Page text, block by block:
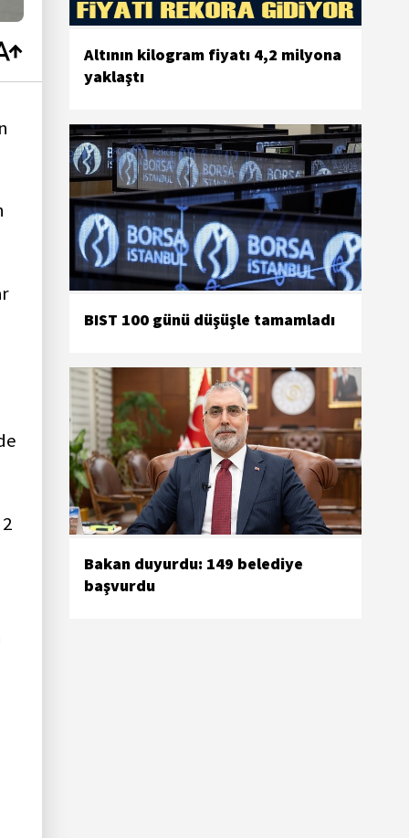
Altının kilogram fiyatı 4,2 milyona
yaklaştı
BIST 100 günü düşüşle tamamladı
Bakan duyurdu: 149 belediye
başvurdu